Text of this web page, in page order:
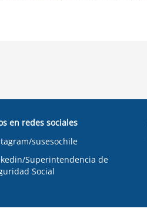
en redes sociales
susesochile
Superintendencia de
Social